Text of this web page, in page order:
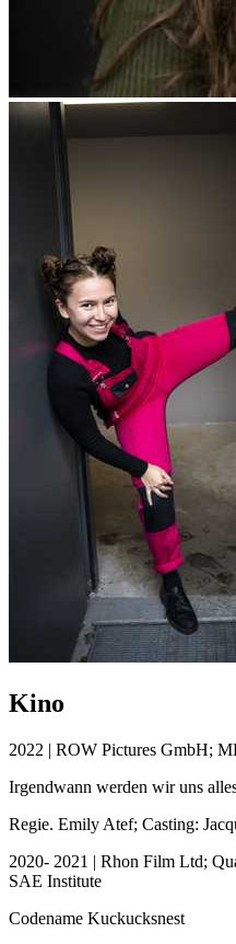
Kino
2022 | ROW Pictures GmbH;
Irgendwann werden wir uns
Regie. Emily Atef; Casting:
2020- 2021 | Rhon Film Ltd;
SAE Institute
Codename Kuckucksnest